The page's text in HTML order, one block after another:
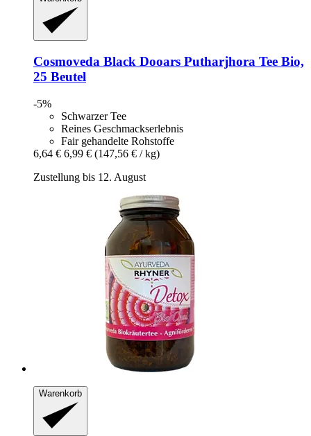
Cosmoveda Black Dooars Putharjhora Tee Bio,
25 Beutel
-5%
Schwarzer Tee
Reines Geschmackserlebnis
Fair gehandelte Rohstoffe
6,64 € 6,99 € (147,56 € / kg)
Zustellung bis 12. August
Warenkorb